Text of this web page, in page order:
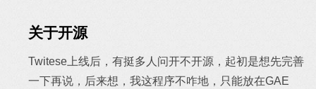
关于开源
Twitese上线后，有挺多人问开不开源，起初是想先完善
一下再说，后来想，我这程序不咋地，只能放在GAE